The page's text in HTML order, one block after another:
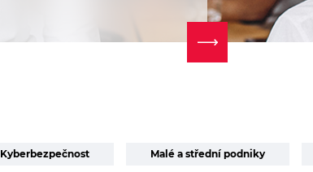
Kyberbezpečnost Malé a střední podniky